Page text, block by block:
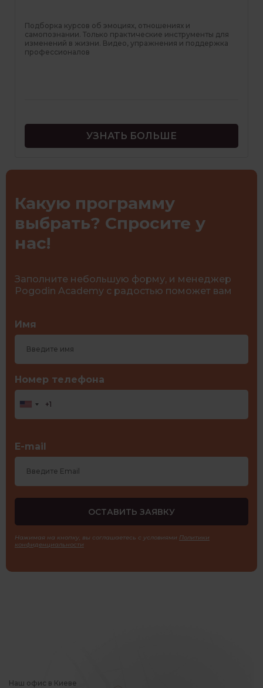
Подборка курсов об эмоциях, отношениях и
самопознании. Только практические инструменты для
изменений в жизни. Видео, упражнения и поддержка
профессионалов
УЗНАТЬ БОЛЬШЕ
Какую программу
выбрать? Спросите у
нас!
Заполните небольшую форму, и менеджер
Pogodin Academy с радостью поможет вам
Имя
Номер телефона
E-mail
Нажимая на кнопку, вы соглашаетесь с условиями Политики
конфиденциальности
Наш офис в Киеве